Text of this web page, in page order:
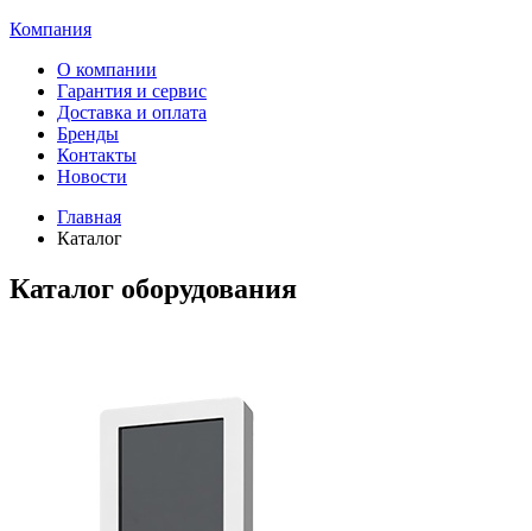
Компания
О компании
Гарантия и сервис
Доставка и оплата
Бренды
Контакты
Новости
Главная
Каталог
Каталог оборудования